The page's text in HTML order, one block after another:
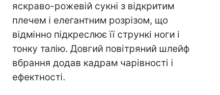
яскраво-рожевій сукні з відкритим
плечем і елегантним розрізом, що
відмінно підкреслює її стрункі ноги і
тонку талію. Довгий повітряний шлейф
вбрання додав кадрам чарівності і
ефектності.